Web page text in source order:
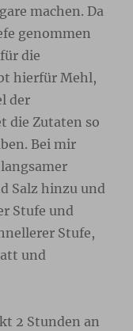
machen. Da
genommen
die
hierfür Mehl,
der
die Zutaten so
Bei mir
Salz hinzu und
Stufe und
Stufe,
und
2 Stunden an